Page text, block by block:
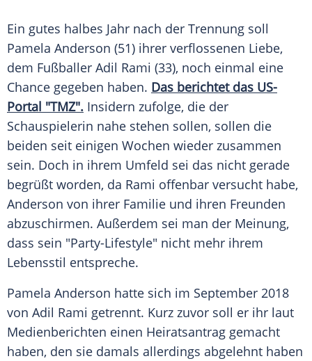
Ein gutes halbes Jahr nach der Trennung soll
Pamela Anderson (51) ihrer verflossenen Liebe,
dem Fußballer Adil Rami (33), noch einmal eine
Chance gegeben haben. Das berichtet das US-
Portal "TMZ". Insidern zufolge, die der
Schauspielerin nahe stehen sollen, sollen die
beiden seit einigen Wochen wieder zusammen
sein. Doch in ihrem Umfeld sei das nicht gerade
begrüßt worden, da Rami offenbar versucht habe,
Anderson von ihrer Familie und ihren Freunden
abzuschirmen. Außerdem sei man der Meinung,
dass sein "Party-Lifestyle" nicht mehr ihrem
Lebensstil entspreche.
Pamela Anderson hatte sich im September 2018
von Adil Rami getrennt. Kurz zuvor soll er ihr laut
Medienberichten einen Heiratsantrag gemacht
haben, den sie damals allerdings abgelehnt haben